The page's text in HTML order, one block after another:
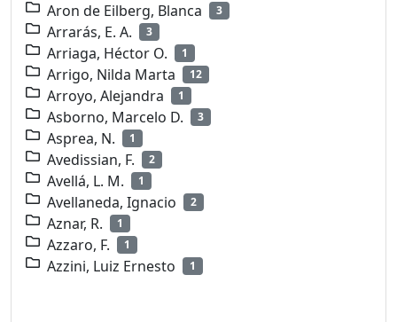
Aron de Eilberg, Blanca 3
Arrarás, E. A. 3
Arriaga, Héctor O. 1
Arrigo, Nilda Marta 12
Arroyo, Alejandra 1
Asborno, Marcelo D. 3
Asprea, N. 1
Avedissian, F. 2
Avellá, L. M. 1
Avellaneda, Ignacio 2
Aznar, R. 1
Azzaro, F. 1
Azzini, Luiz Ernesto 1